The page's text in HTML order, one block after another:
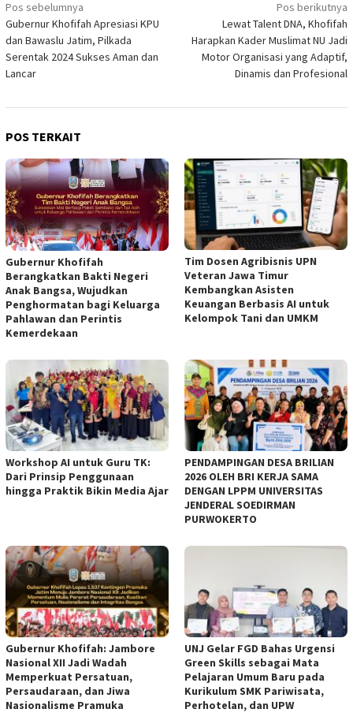
Navigasi
pos
Pos sebelumnya
Gubernur Khofifah Apresiasi KPU
dan Bawaslu Jatim, Pilkada
Serentak 2024 Sukses Aman dan
Lancar
Pos berikutnya
Lewat Talent DNA, Khofifah
Harapkan Kader Muslimat NU Jadi
Motor Organisasi yang Adaptif,
Dinamis dan Profesional
POS TERKAIT
Gubernur Khofifah
Berangkatkan Bakti Negeri
Anak Bangsa, Wujudkan
Penghormatan bagi Keluarga
Pahlawan dan Perintis
Kemerdekaan
Tim Dosen Agribisnis UPN
Veteran Jawa Timur
Kembangkan Asisten
Keuangan Berbasis AI untuk
Kelompok Tani dan UMKM
Workshop AI untuk Guru TK:
Dari Prinsip Penggunaan
hingga Praktik Bikin Media Ajar
PENDAMPINGAN DESA BRILIAN
2026 OLEH BRI KERJA SAMA
DENGAN LPPM UNIVERSITAS
JENDERAL SOEDIRMAN
PURWOKERTO
Gubernur Khofifah: Jambore
Nasional XII Jadi Wadah
Memperkuat Persatuan,
Persaudaraan, dan Jiwa
Nasionalisme Pramuka
UNJ Gelar FGD Bahas Urgensi
Green Skills sebagai Mata
Pelajaran Umum Baru pada
Kurikulum SMK Pariwisata,
Perhotelan, dan UPW